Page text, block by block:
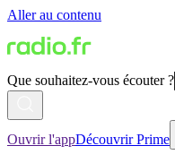
Aller au contenu
Que souhaitez-vous écouter ?
Ouvrir l'appDécouvrir Prime